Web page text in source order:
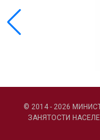
© 2014 - 2026
ЗАНЯТОСТИ